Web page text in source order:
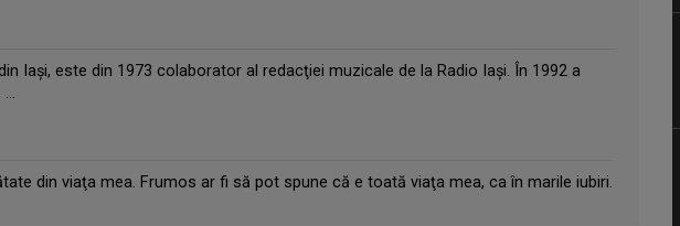
Iaşi, este din 1973 colaborator al redacţiei muzicale de la Radio Iaşi. În 1992 a
din viaţa mea. Frumos ar fi să pot spune că e toată viaţa mea, ca în marile iubiri.